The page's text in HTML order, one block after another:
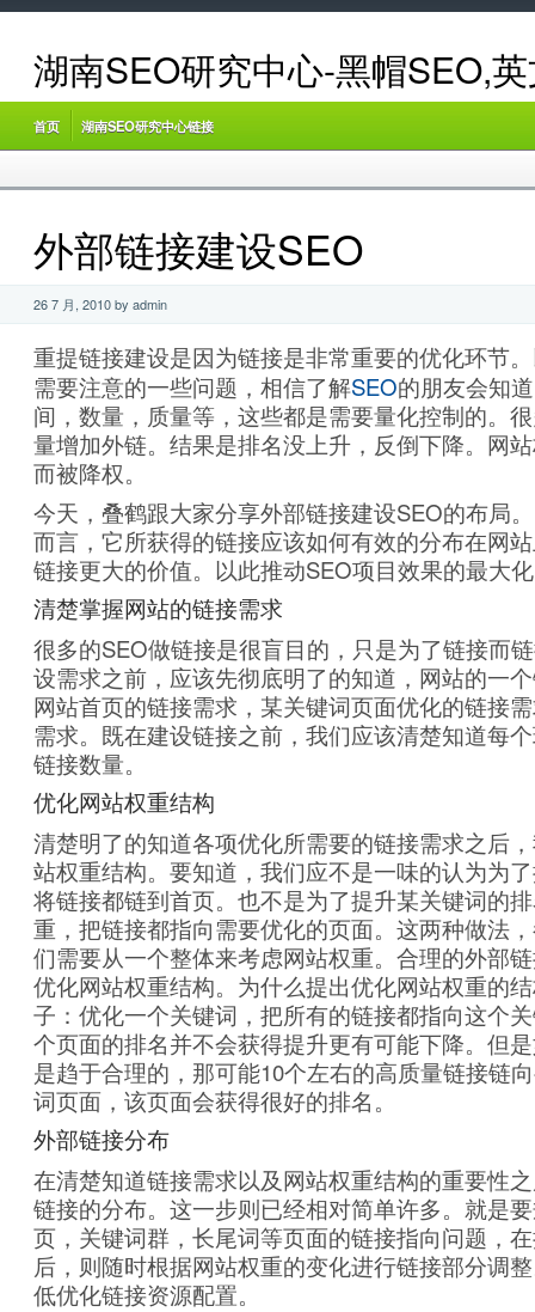
湖南SEO研究中心-黑帽SEO,
首页 湖南SEO研究中心链接
外部链接建设SEO
26 7 月, 2010 by admin
重提链接建设是因为链接是非常重要的优化环节
需要注意的一些问题，相信了解SEO的朋友会知
间，数量，质量等，这些都是需要量化控制的。
量增加外链。结果是排名没上升，反倒下降。网
而被降权。
今天，叠鹤跟大家分享外部链接建设SEO的布局
而言，它所获得的链接应该如何有效的分布在网
链接更大的价值。以此推动SEO项目效果的最大
清楚掌握网站的链接需求
很多的SEO做链接是很盲目的，只是为了链接而
设需求之前，应该先彻底明了的知道，网站的一
网站首页的链接需求，某关键词页面优化的链接
需求。既在建设链接之前，我们应该清楚知道每
链接数量。
优化网站权重结构
清楚明了的知道各项优化所需要的链接需求之后
站权重结构。要知道，我们应不是一味的认为为
将链接都链到首页。也不是为了提升某关键词的
重，把链接都指向需要优化的页面。这两种做法
们需要从一个整体来考虑网站权重。合理的外部
优化网站权重结构。为什么提出优化网站权重的
子：优化一个关键词，把所有的链接都指向这个
个页面的排名并不会获得提升更有可能下降。但
是趋于合理的，那可能10个左右的高质量链接链
词页面，该页面会获得很好的排名。
外部链接分布
在清楚知道链接需求以及网站权重结构的重要性
链接的分布。这一步则已经相对简单许多。就是
页，关键词群，长尾词等页面的链接指向问题，
后，则随时根据网站权重的变化进行链接部分调
低优化链接资源配置。